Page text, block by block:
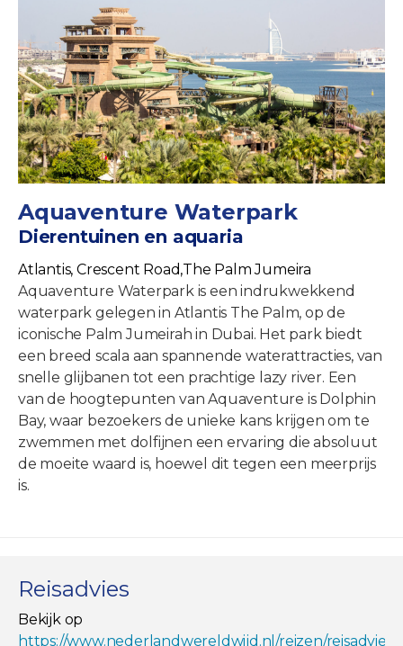
Aquaventure Waterpark
Dierentuinen en aquaria
Atlantis, Crescent Road,The Palm Jumeira
Aquaventure Waterpark is een indrukwekkend
waterpark gelegen in Atlantis The Palm, op de
iconische Palm Jumeirah in Dubai. Het park biedt
een breed scala aan spannende waterattracties, van
snelle glijbanen tot een prachtige lazy river. Een
van de hoogtepunten van Aquaventure is Dolphin
Bay, waar bezoekers de unieke kans krijgen om te
zwemmen met dolfijnen een ervaring die absoluut
de moeite waard is, hoewel dit tegen een meerprijs
is.
Reisadvies
Bekijk op
https://www.nederlandwereldwijd.nl/reizen/